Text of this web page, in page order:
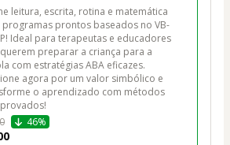
leitura, escrita, rotina e matemática
programas prontos baseados no VB-
Ideal para terapeutas e educadores
preparar a criança para a
com estratégias ABA eficazes.
agora por um valor simbólico e
o aprendizado com métodos
46%